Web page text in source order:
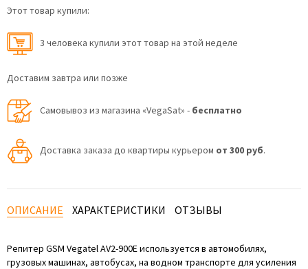
Этот товар купили:
3 человекa купили этот товар на этой неделе
Доставим завтра или позже
Самовывоз из магазина «VegaSat» - бесплатно
Доставка заказа до квартиры курьером от 300 руб.
ОПИСАНИЕ ХАРАКТЕРИСТИКИ ОТЗЫВЫ
Репитер GSM Vegatel AV2-900E используется в автомобилях,
грузовых машинах, автобусах, на водном транспорте для усиления